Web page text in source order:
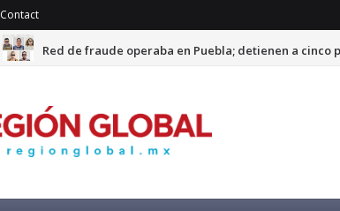
Contact
Red de fraude operaba en Puebla; detienen a cinco